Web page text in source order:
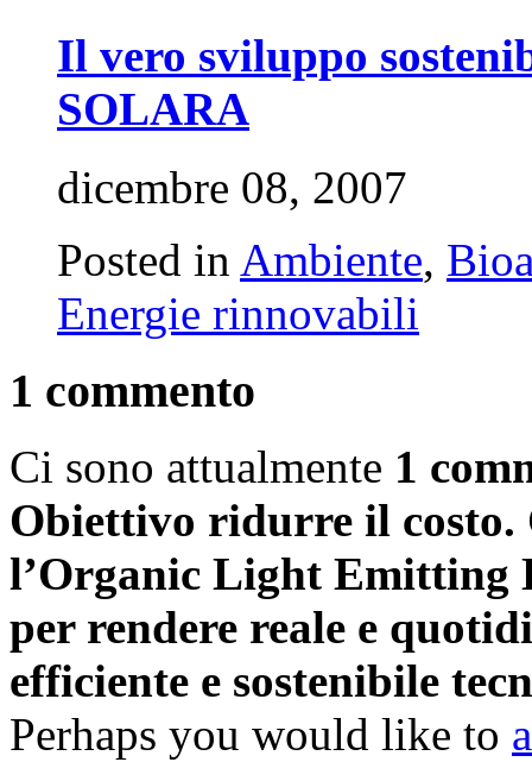
Il vero sviluppo
SOLARA
dicembre 08, 2007
Posted in Ambiente,
Energie rinnovabili
1 commento
Ci sono attualmente 1
Obiettivo ridurre il costo.
l’Organic Light Emitting
per rendere reale e
efficiente e sostenibile
Perhaps you would like to